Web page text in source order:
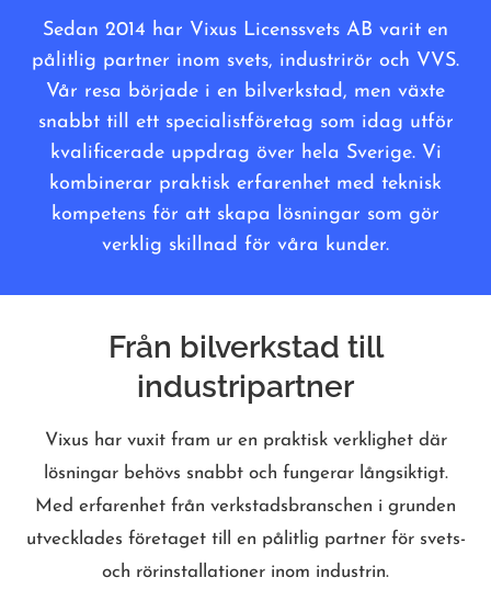
Sedan 2014 har Vixus Licenssvets AB varit en
pålitlig partner inom svets, industrirör och VVS.
Vår resa började i en bilverkstad, men växte
snabbt till ett specialistföretag som idag utför
kvalificerade uppdrag över hela Sverige. Vi
kombinerar praktisk erfarenhet med teknisk
kompetens för att skapa lösningar som gör
verklig skillnad för våra kunder.
Från bilverkstad till
industripartner
Vixus har vuxit fram ur en praktisk verklighet där
lösningar behövs snabbt och fungerar långsiktigt.
Med erfarenhet från verkstadsbranschen i grunden
utvecklades företaget till en pålitlig partner för svets-
och rörinstallationer inom industrin.